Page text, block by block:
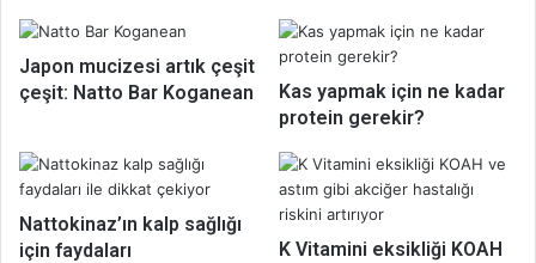
Japon mucizesi artık çeşit
çeşit: Natto Bar Koganean
Kas yapmak için ne kadar
protein gerekir?
Nattokinaz’ın kalp sağlığı
için faydaları
K Vitamini eksikliği KOAH